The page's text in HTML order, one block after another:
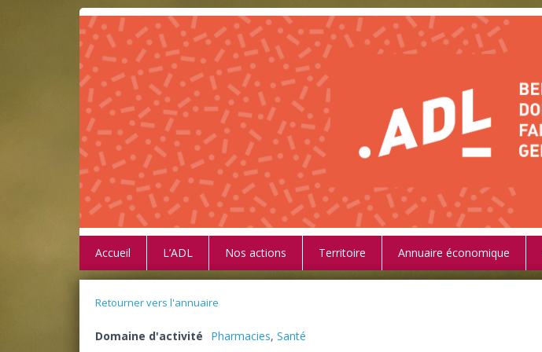
Accueil L’ADL Nos actions Territoire Annuaire économique
Retourner vers l'annuaire
Domaine d'activité Pharmacies, Santé